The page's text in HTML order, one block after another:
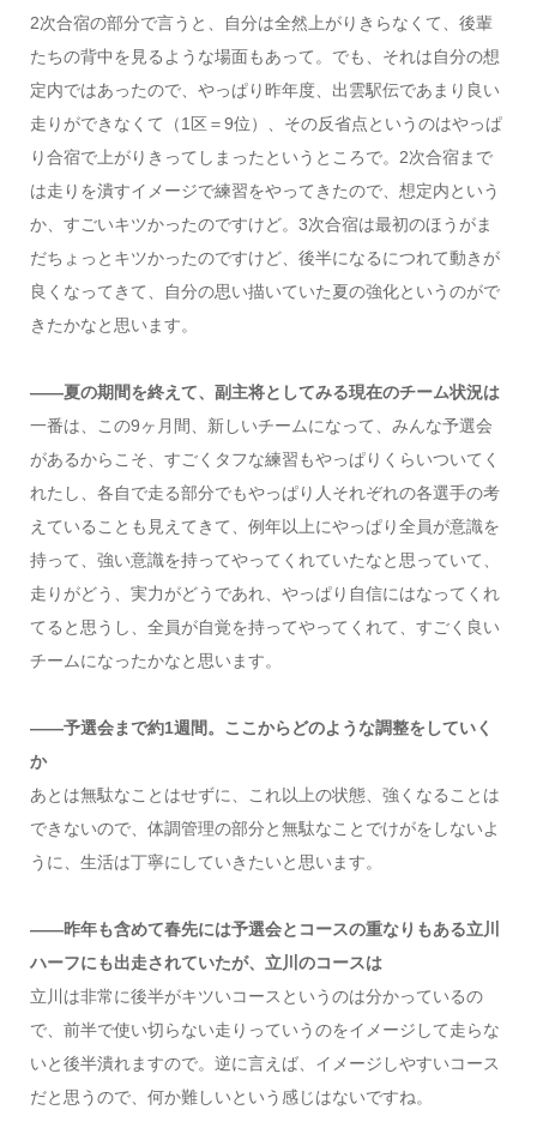
2次合宿の部分で言うと、自分は全然上がりきらなくて、後輩
たちの背中を見るような場面もあって。でも、それは自分の想
定内ではあったので、やっぱり昨年度、出雲駅伝であまり良い
走りができなくて（1区＝9位）、その反省点というのはやっぱ
り合宿で上がりきってしまったというところで。2次合宿まで
は走りを潰すイメージで練習をやってきたので、想定内という
か、すごいキツかったのですけど。3次合宿は最初のほうがま
だちょっとキツかったのですけど、後半になるにつれて動きが
良くなってきて、自分の思い描いていた夏の強化というのがで
きたかなと思います。
――夏の期間を終えて、副主将としてみる現在のチーム状況は
一番は、この9ヶ月間、新しいチームになって、みんな予選会
があるからこそ、すごくタフな練習もやっぱりくらいついてく
れたし、各自で走る部分でもやっぱり人それぞれの各選手の考
えていることも見えてきて、例年以上にやっぱり全員が意識を
持って、強い意識を持ってやってくれていたなと思っていて、
走りがどう、実力がどうであれ、やっぱり自信にはなってくれ
てると思うし、全員が自覚を持ってやってくれて、すごく良い
チームになったかなと思います。
――予選会まで約1週間。ここからどのような調整をしていく
か
あとは無駄なことはせずに、これ以上の状態、強くなることは
できないので、体調管理の部分と無駄なことでけがをしないよ
うに、生活は丁寧にしていきたいと思います。
――昨年も含めて春先には予選会とコースの重なりもある立川
ハーフにも出走されていたが、立川のコースは
立川は非常に後半がキツいコースというのは分かっているの
で、前半で使い切らない走りっていうのをイメージして走らな
いと後半潰れますので。逆に言えば、イメージしやすいコース
だと思うので、何か難しいという感じはないですね。